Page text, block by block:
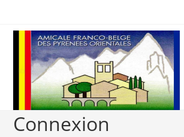
contenu
Connexion